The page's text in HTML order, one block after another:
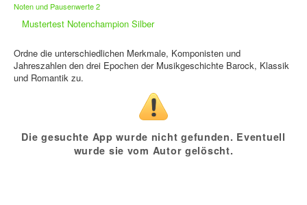
Noten und Pausenwerte 2
Mustertest Notenchampion Silber
Ordne die unterschiedlichen Merkmale, Komponisten und
Jahreszahlen den drei Epochen der Musikgeschichte Barock, Klassik
und Romantik zu.